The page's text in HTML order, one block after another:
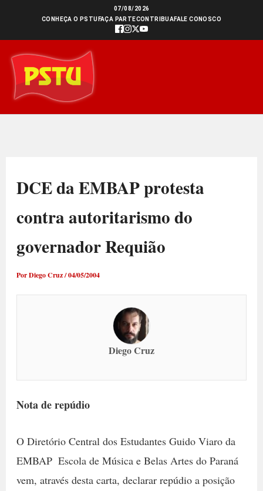
conteúdo
07/08/2026
CONHEÇA O PSTU FAÇA PARTECONTRIBUAFALE CONOSCO
DCE da EMBAP protesta
contra autoritarismo do
governador Requião
PorDiego Cruz/04/05/2004
Diego Cruz
Nota de repúdio
O Diretório Central dos Estudantes Guido Viaro da
EMBAP  Escola de Música e Belas Artes do Paraná
vem, através desta carta, declarar repúdio a posição